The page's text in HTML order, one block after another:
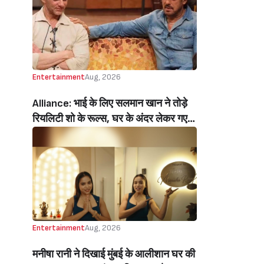
Audience’ Ajay Devgn’s Heartfelt
Birthday Wish Melts Kajol’s Fans)
EntertainmentAug, 2026
Alliance: भाई के लिए सलमान खान ने तोड़े
रियलिटी शो के रूल्स, घर के अंदर लेकर गए
मोबाइल, सोहेल खान हुए इमोशनल (Salman
Khan Break Rules Bring Mobile
Inside Reality Show Alliance For
Brother Sohail Khan Emotional)
EntertainmentAug, 2026
मनीषा रानी ने दिखाई मुंबई के आलीशान घर की